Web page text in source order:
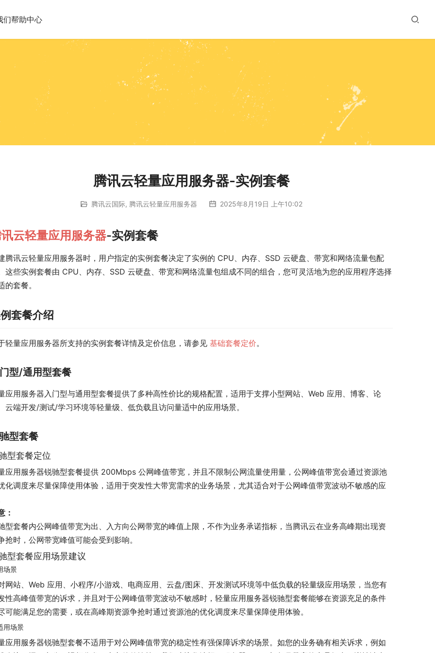
们帮助中心
腾讯云轻量应用服务器-实例套餐
腾讯云国际, 腾讯云轻量应用服务器 2025年8月19日 上午10:02
云轻量应用服务器-实例套餐
腾讯云轻量应用服务器时，用户指定的实例套餐决定了实例的 CPU、内存、SSD 云硬盘、带宽和网络流量包配
这些实例套餐由 CPU、内存、SSD 云硬盘、带宽和网络流量包组成不同的组合，您可灵活地为您的应用程序选择
的套餐。
套餐介绍
轻量应用服务器所支持的实例套餐详情及定价信息，请参见 基础套餐定价。
型/通用型套餐
应用服务器入门型与通用型套餐提供了多种高性价比的规格配置，适用于支撑小型网站、Web 应用、博客、论
云端开发/测试/学习环境等轻量级、低负载且访问量适中的应用场景。
型套餐
型套餐定位
应用服务器锐驰型套餐提供 200Mbps 公网峰值带宽，并且不限制公网流量使用量，公网峰值带宽会通过资源池
化调度来尽量保障使用体验，适用于突发性大带宽需求的业务场景，尤其适合对于公网峰值带宽波动不敏感的应
：
型套餐内公网峰值带宽为出、入方向公网带宽的峰值上限，不作为业务承诺指标，当腾讯云在业务高峰期出现资
抢时，公网带宽峰值可能会受到影响。
型套餐应用场景建议
场景
网站、Web 应用、小程序/小游戏、电商应用、云盘/图床、开发测试环境等中低负载的轻量级应用场景，当您有
性高峰值带宽的诉求，并且对于公网峰值带宽波动不敏感时，轻量应用服务器锐驰型套餐能够在资源充足的条件
可能满足您的需要，或在高峰期资源争抢时通过资源池的优化调度来尽量保障使用体验。
用场景
应用服务器锐驰型套餐不适用于对公网峰值带宽的稳定性有强保障诉求的场景。如您的业务确有相关诉求，例如